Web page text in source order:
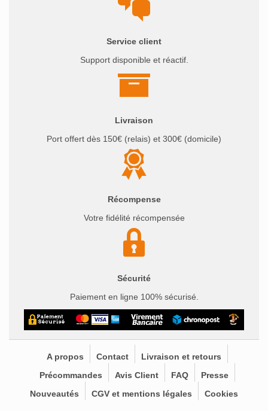
Service client
Support disponible et réactif.
Livraison
Port offert dès 150€ (relais) et 300€ (domicile)
Récompense
Votre fidélité récompensée
Sécurité
Paiement en ligne 100% sécurisé.
A propos Contact
Livraison et retours
Précommandes
Avis Client FAQ
Presse
Nouveautés
CGV et mentions légales Cookies